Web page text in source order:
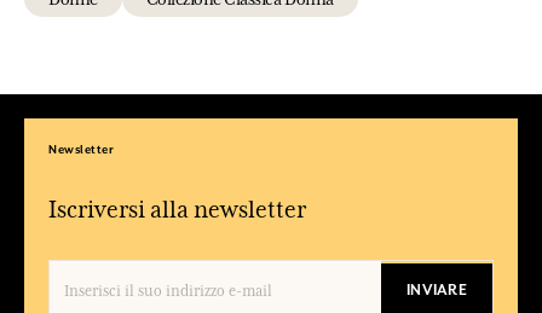
Newsletter
Iscriversi alla newsletter
INVIARE